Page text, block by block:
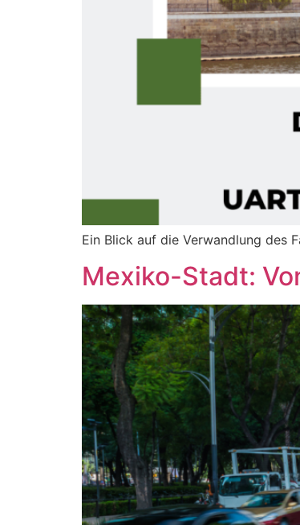
Ein Blick auf die Verwandlung des
Mexiko-Stadt: